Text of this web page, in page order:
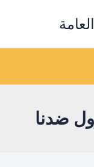
ضدنا